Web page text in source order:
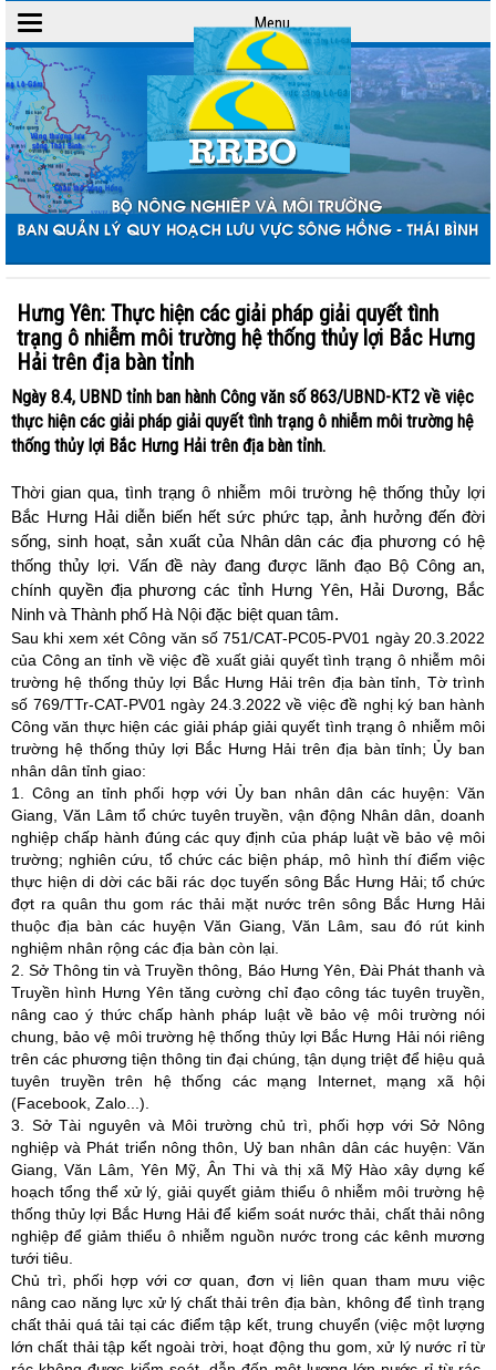
Toggle
navigation
Menu
Hưng Yên: Thực hiện các giải pháp giải quyết tình
trạng ô nhiễm môi trường hệ thống thủy lợi Bắc Hưng
Hải trên địa bàn tỉnh
Ngày 8.4, UBND tỉnh ban hành Công văn số 863/UBND-KT2 về việc
thực hiện các giải pháp giải quyết tình trạng ô nhiễm môi trường hệ
thống thủy lợi Bắc Hưng Hải trên địa bàn tỉnh.
Thời gian qua, tình trạng ô nhiễm môi trường hệ thống thủy lợi
Bắc Hưng Hải diễn biến hết sức phức tạp, ảnh hưởng đến đời
sống, sinh hoạt, sản xuất của Nhân dân các địa phương có hệ
thống thủy lợi. Vấn đề này đang được lãnh đạo Bộ Công an,
chính quyền địa phương các tỉnh Hưng Yên, Hải Dương, Bắc
Ninh và Thành phố Hà Nội đặc biệt quan tâm.
Sau khi xem xét Công văn số 751/CAT-PC05-PV01 ngày 20.3.2022
của Công an tỉnh về việc đề xuất giải quyết tình trạng ô nhiễm môi
trường hệ thống thủy lợi Bắc Hưng Hải trên địa bàn tỉnh, Tờ trình
số 769/TTr-CAT-PV01 ngày 24.3.2022 về việc đề nghị ký ban hành
Công văn thực hiện các giải pháp giải quyết tình trạng ô nhiễm môi
trường hệ thống thủy lợi Bắc Hưng Hải trên địa bàn tỉnh; Ủy ban
nhân dân tỉnh giao:
1. Công an tỉnh phối hợp với Ủy ban nhân dân các huyện: Văn
Giang, Văn Lâm tổ chức tuyên truyền, vận động Nhân dân, doanh
nghiệp chấp hành đúng các quy định của pháp luật về bảo vệ môi
trường; nghiên cứu, tổ chức các biện pháp, mô hình thí điểm việc
thực hiện di dời các bãi rác dọc tuyến sông Bắc Hưng Hải; tổ chức
đợt ra quân thu gom rác thải mặt nước trên sông Bắc Hưng Hải
thuộc địa bàn các huyện Văn Giang, Văn Lâm, sau đó rút kinh
nghiệm nhân rộng các địa bàn còn lại.
2. Sở Thông tin và Truyền thông, Báo Hưng Yên, Đài Phát thanh và
Truyền hình Hưng Yên tăng cường chỉ đạo công tác tuyên truyền,
nâng cao ý thức chấp hành pháp luật về bảo vệ môi trường nói
chung, bảo vệ môi trường hệ thống thủy lợi Bắc Hưng Hải nói riêng
trên các phương tiện thông tin đại chúng, tận dụng triệt để hiệu quả
tuyên truyền trên hệ thống các mạng Internet, mạng xã hội
(Facebook, Zalo...).
3. Sở Tài nguyên và Môi trường chủ trì, phối hợp với Sở Nông
nghiệp và Phát triển nông thôn, Uỷ ban nhân dân các huyện: Văn
Giang, Văn Lâm, Yên Mỹ, Ân Thi và thị xã Mỹ Hào xây dựng kế
hoạch tổng thể xử lý, giải quyết giảm thiểu ô nhiễm môi trường hệ
thống thủy lợi Bắc Hưng Hải để kiểm soát nước thải, chất thải nông
nghiệp để giảm thiểu ô nhiễm nguồn nước trong các kênh mương
tưới tiêu.
Chủ trì, phối hợp với cơ quan, đơn vị liên quan tham mưu việc
nâng cao năng lực xử lý chất thải trên địa bàn, không để tình trạng
chất thải quá tải tại các điểm tập kết, trung chuyển (việc một lượng
lớn chất thải tập kết ngoài trời, hoạt động thu gom, xử lý nước rỉ từ